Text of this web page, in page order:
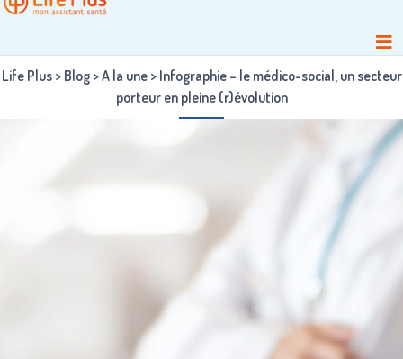
Life Plus> Blog>A la une> Infographie – le médico-social, un secteur
porteur en pleine (r)évolution